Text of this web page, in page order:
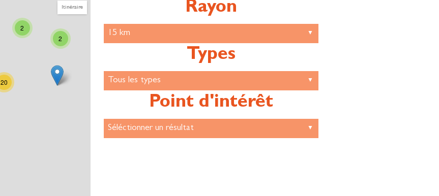
Itinéraire
2
2
20
Rayon
Types
Point d'intérêt